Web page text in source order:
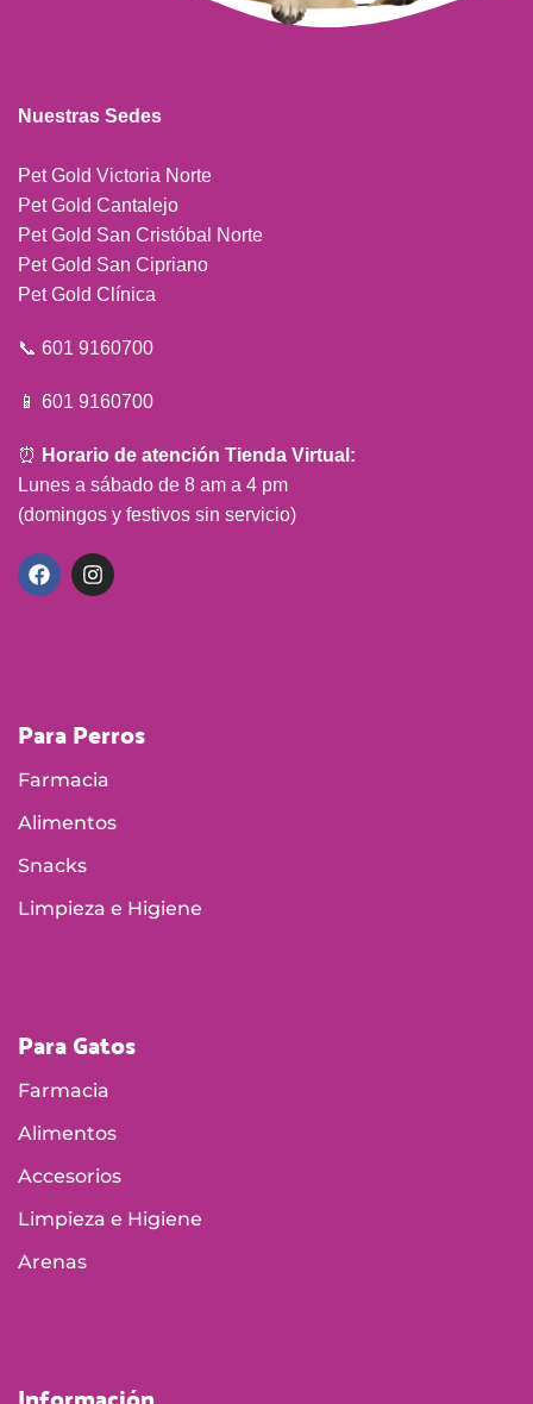
Nuestras Sedes
Pet Gold Victoria Norte
Pet Gold Cantalejo
Pet Gold San Cristóbal Norte
Pet Gold San Cipriano
Pet Gold Clínica
📞 601 9160700
📱 601 9160700
⏰ Horario de atención Tienda Virtual:
Lunes a sábado de 8 am a 4 pm
(domingos y festivos sin servicio)
Para Perros
Farmacia
Alimentos
Snacks
Limpieza e Higiene
Para Gatos
Farmacia
Alimentos
Accesorios
Limpieza e Higiene
Arenas